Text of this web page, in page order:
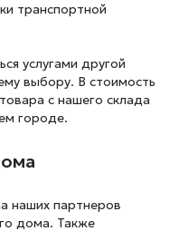
транспортной
услугами другой
выбору. В стоимость
с нашего склада
городе.
наших партнеров
дома. Также